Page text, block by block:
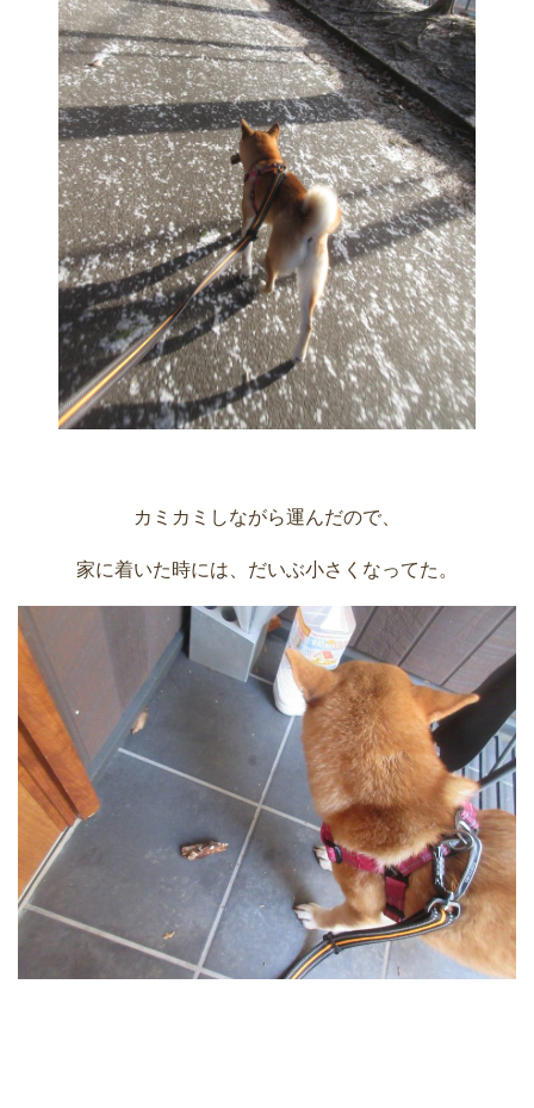
カミカミしながら運んだので、
家に着いた時には、だいぶ小さくなってた。